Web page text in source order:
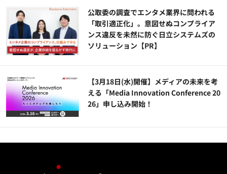
公​​取委の調査でエンタメ業界に問われる
「取引適正化」。意図せぬコンプライア
ンス違反を未然に防ぐ日立システムズの
ソリューション​【PR】
【3月18日(水)開催】メディアの未来を考
える「Media Innovation Conference 20
26」申し込み開始！